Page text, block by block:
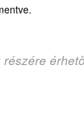
részére